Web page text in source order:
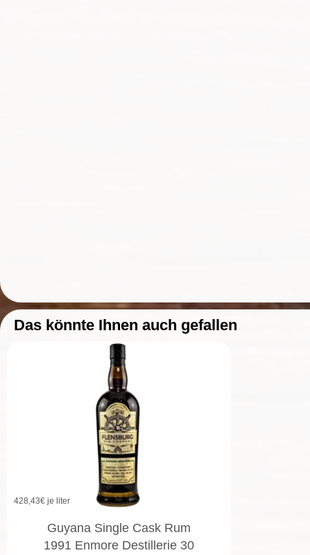
Das könnte Ihnen auch gefallen
428,43€ je liter
Guyana Single Cask Rum
1991 Enmore Destillerie 30